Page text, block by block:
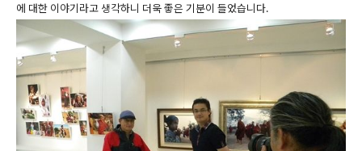
에 대한 이야기라고 생각하니 더욱 좋은 기분이 들었습니다.